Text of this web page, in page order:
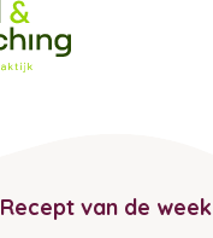
Recept van de week